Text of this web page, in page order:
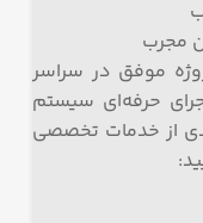
با اجرای بیش از ۱۲۰ پروژه موفق در سراسر
حرفه‌ای سیستم
از خدمات تخصصی